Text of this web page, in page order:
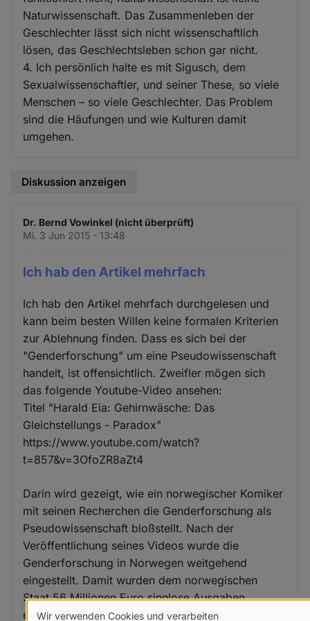
Naturwissenschaft. Das Zusammenleben der
Geschlechter lässt sich nicht wissenschaftlich
lösen, das Geschlechtsleben schon gar nicht.
4. Ich persönlich halte es mit Sigusch, dem
Sexualwissenschaftler, und seiner These, so viele
Menschen – so viele Geschlechter. Das Problem
sind die Häufungen und wie Kulturen damit
umgehen.
Diskussion anzeigen
Dr. Bernd Vowinkel (nicht überprüft)
Mi. 3 Jun 2015 - 13:48
Ich hab den Artikel mehrfach
Ich hab den Artikel mehrfach durchgelesen und
kann beim besten Willen keine formalen Kriterien
zur Ablehnung finden. Dass es sich bei der
"Genderforschung" um eine Pseudowissenschaft
handelt, ist offensichtlich. Zweifler mögen sich
das folgende Youtube-Video ansehen:
Titel "Harald Eia: Gehirnwäsche: Das
Gleichstellungs - Paradox"
https://www.youtube.com/watch?
t=857&v=3OfoZR8aZt4
Darin wird gezeigt, wie ein norwegischer Komiker
mit seinen Recherchen die Genderforschung als
Pseudowissenschaft bloßstellt. Nach der
Veröffentlichung seines Videos wurde die
Genderforschung in Norwegen weitgehend
eingestellt. Damit wurden dem norwegischen
Staat 56 Millionen Euro sinnlose Ausgaben
erspart. Soviel Einsicht würde man sich auch in
Wir verwenden Cookies und verarbeiten